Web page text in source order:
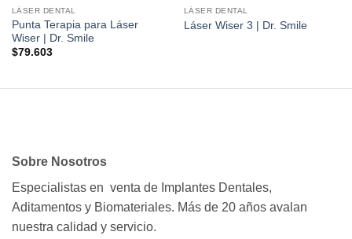
LÁSER DENTAL
Punta Terapia para Láser
Wiser | Dr. Smile
$79.603
LÁSER DENTAL
Láser Wiser 3 | Dr. Smile
Sobre Nosotros
Especialistas en venta de Implantes Dentales,
Aditamentos y Biomateriales. Más de 20 años avalan
nuestra calidad y servicio.